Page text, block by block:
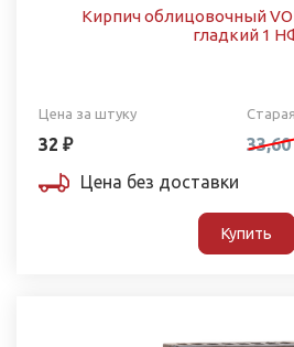
Кирпич облицовочный
гладкий 1
Цена за штуку
32 ₽
33,60
Цена без доставки
Купить